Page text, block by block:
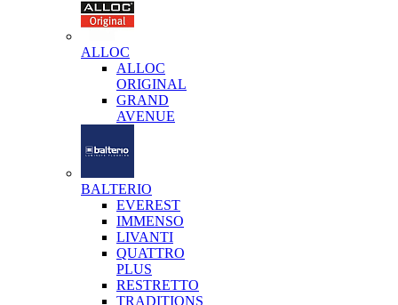
ALLOC
ALLOC
ORIGINAL
GRAND
AVENUE
BALTERIO
EVEREST
IMMENSO
LIVANTI
QUATTRO
PLUS
RESTRETTO
TRADITIONS